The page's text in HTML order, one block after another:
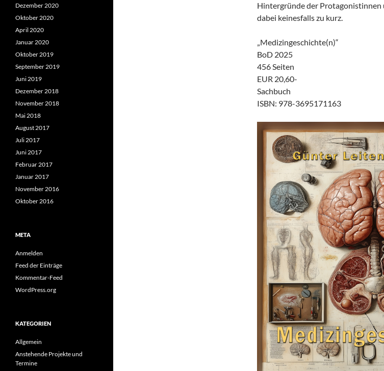
Hintergründe der
dabei keinesfalls zu kurz.
„Medizingeschichte(n)“
BoD 2025
456 Seiten
EUR 20,60-
Sachbuch
ISBN: 978-3695171163
Dezember 2020
Oktober 2020
April 2020
Januar 2020
Oktober 2019
September 2019
Juni 2019
Dezember 2018
November 2018
Mai 2018
August 2017
Juli 2017
Juni 2017
Februar 2017
Januar 2017
November 2016
Oktober 2016
META
Anmelden
Feed der Einträge
Kommentar-Feed
WordPress.org
KATEGORIEN
Allgemein
Anstehende Projekte und
Termine